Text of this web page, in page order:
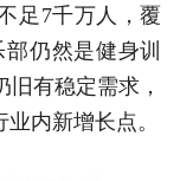
足7千万人，覆
仍然是健身训
有稳定需求，
内新增长点。